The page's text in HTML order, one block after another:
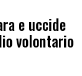
e uccide
volontario